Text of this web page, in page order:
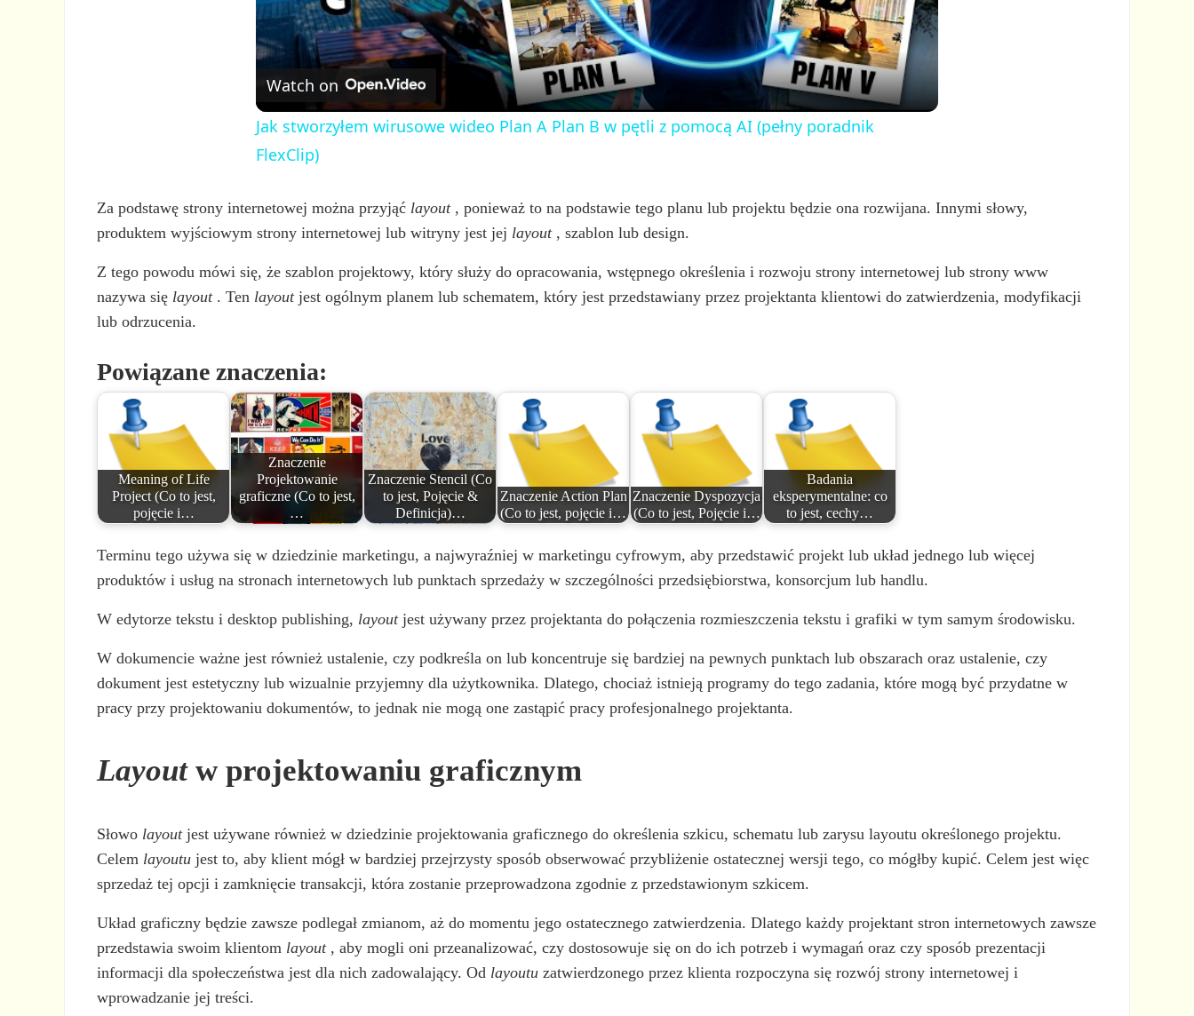
a
y
i
d
Watch on
Jak stworzyłem wirusowe wideo Plan A Plan B w pętli z pomocą AI (pełny poradnik
FlexClip)
Za podstawę strony internetowej można przyjąć layout, ponieważ to na podstawie tego planu lub projektu będzie ona rozwijana. Innymi słowy,
produktem wyjściowym strony internetowej lub witryny jest jej layout, szablon lub design.
Z tego powodu mówi się, że szablon projektowy, który służy do opracowania, wstępnego określenia i rozwoju strony internetowej lub strony www
nazywa się layout. Ten layoutjest ogólnym planem lub schematem, który jest przedstawiany przez projektanta klientowi do zatwierdzenia, modyfikacji
lub odrzucenia.
Powiązane znaczenia:
Meaning of Life
Project (Co to jest,
pojęcie i…
Znaczenie
Projektowanie
graficzne (Co to jest,
…
Znaczenie Stencil (Co
to jest, Pojęcie &
Definicja)…
Znaczenie Action Plan
(Co to jest, pojęcie i…
Znaczenie Dyspozycja
(Co to jest, Pojęcie i…
Badania
eksperymentalne: co
to jest, cechy…
Terminu tego używa się w dziedzinie marketingu, a najwyraźniej w marketingu cyfrowym, aby przedstawić projekt lub układ jednego lub więcej
produktów i usług na stronach internetowych lub punktach sprzedaży w szczególności przedsiębiorstwa, konsorcjum lub handlu.
W edytorze tekstu i desktop publishing, layoutjest używany przez projektanta do połączenia rozmieszczenia tekstu i grafiki w tym samym środowisku.
W dokumencie ważne jest również ustalenie, czy podkreśla on lub koncentruje się bardziej na pewnych punktach lub obszarach oraz ustalenie, czy
dokument jest estetyczny lub wizualnie przyjemny dla użytkownika. Dlatego, chociaż istnieją programy do tego zadania, które mogą być przydatne w
pracy przy projektowaniu dokumentów, to jednak nie mogą one zastąpić pracy profesjonalnego projektanta.
Layoutw projektowaniu graficznym
Słowo layoutjest używane również w dziedzinie projektowania graficznego do określenia szkicu, schematu lub zarysu layoutu określonego projektu.
Celem layoutu jest to, aby klient mógł w bardziej przejrzysty sposób obserwować przybliżenie ostatecznej wersji tego, co mógłby kupić. Celem jest więc
sprzedaż tej opcji i zamknięcie transakcji, która zostanie przeprowadzona zgodnie z przedstawionym szkicem.
Układ graficzny będzie zawsze podlegał zmianom, aż do momentu jego ostatecznego zatwierdzenia. Dlatego każdy projektant stron internetowych zawsze
przedstawia swoim klientom layout, aby mogli oni przeanalizować, czy dostosowuje się on do ich potrzeb i wymagań oraz czy sposób prezentacji
informacji dla społeczeństwa jest dla nich zadowalający. Od layoutu zatwierdzonego przez klienta rozpoczyna się rozwój strony internetowej i
wprowadzanie jej treści.